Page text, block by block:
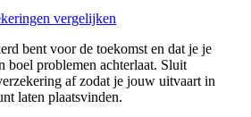
vergelijken
bent voor de toekomst en dat je je
boel problemen achterlaat. Sluit
af zodat je jouw uitvaart in
laten plaatsvinden.